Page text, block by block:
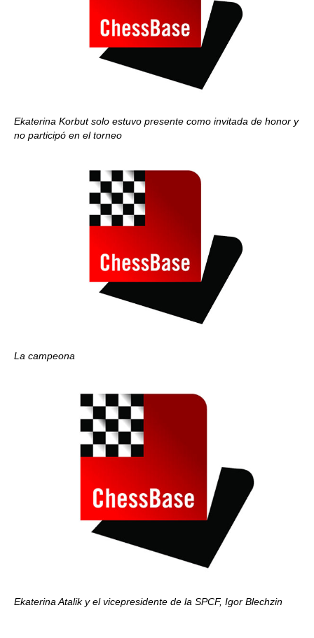
Ekaterina Korbut solo estuvo presente como invitada de honor y
no participó en el torneo
La campeona
Ekaterina Atalik y el vicepresidente de la SPCF, Igor Blechzin